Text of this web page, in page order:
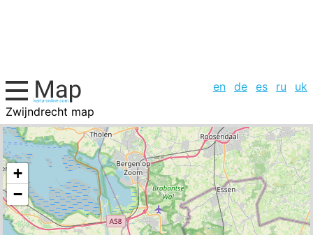
en de es ru
uk
Zwijndrecht map
Belgium, cities list
+
−